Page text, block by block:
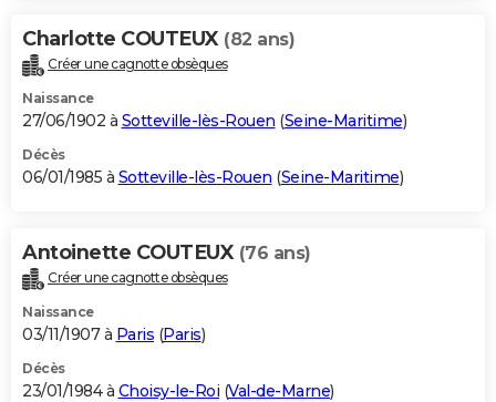
Charlotte COUTEUX (82 ans)
Créer une cagnotte obsèques
Naissance
27/06/1902 à Sotteville-lès-Rouen (Seine-Maritime)
Décès
06/01/1985 à Sotteville-lès-Rouen (Seine-Maritime)
Antoinette COUTEUX (76 ans)
Créer une cagnotte obsèques
Naissance
03/11/1907 à Paris (Paris)
Décès
23/01/1984 à Choisy-le-Roi (Val-de-Marne)